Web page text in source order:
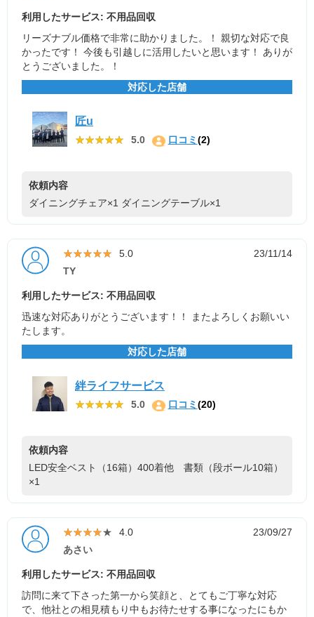
利用したサービス: 不用品回収
リーズナブル価格で非常に助かりました。！ 親切な対応で良
かったです！ 今後も引越しに活用したいと思います！ ありが
とうございました。！
対応した店舗
匠u
★★★★★
★★★★★ 5.0 口コミ(2)
依頼内容
ダイニングチェア×1 ダイニングテーブル×1
★★★★★
★★★★★ 5.0
23/11/14
TY
利用したサービス: 不用品回収
迅速な対応ありがとうございます！！ またよろしくお願いい
たします。
対応した店舗
絆ライフサービス
★★★★★
★★★★★ 5.0 口コミ(20)
依頼内容
LED安全ベスト（16箱）400着他 書類（段ボール10箱）
×1
★★★★★
★★★★★ 4.0
23/09/27
あさい
利用したサービス: 不用品回収
訪問に来て下さった第一から笑顔と、とてもご丁寧な対応
で、他社との相見積もり中もお待たせする事になったにもか